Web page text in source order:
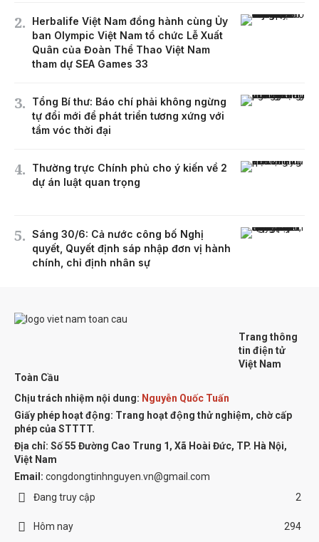
Herbalife Việt Nam đồng hành cùng Ủy
ban Olympic Việt Nam tổ chức Lễ Xuất
Quân của Đoàn Thể Thao Việt Nam
tham dự SEA Games 33
Tổng Bí thư: Báo chí phải không ngừng
tự đổi mới để phát triển tương xứng với
tầm vóc thời đại
Thường trực Chính phủ cho ý kiến về 2
dự án luật quan trọng
Sáng 30/6: Cả nước công bố Nghị
quyết, Quyết định sáp nhập đơn vị hành
chính, chỉ định nhân sự
Trang thông
tin điện tử
Việt Nam
Toàn Cầu
Chịu trách nhiệm nội dung: Nguyễn Quốc Tuấn
Giấy phép hoạt động: Trang hoạt động thử nghiệm, chờ cấp
phép của STTTT.
Địa chỉ: Số 55 Đường Cao Trung 1, Xã Hoài Đức, TP. Hà Nội,
Việt Nam
Email: congdongtinhnguyen.vn@gmail.com
Đang truy cập
2
Hôm nay
294